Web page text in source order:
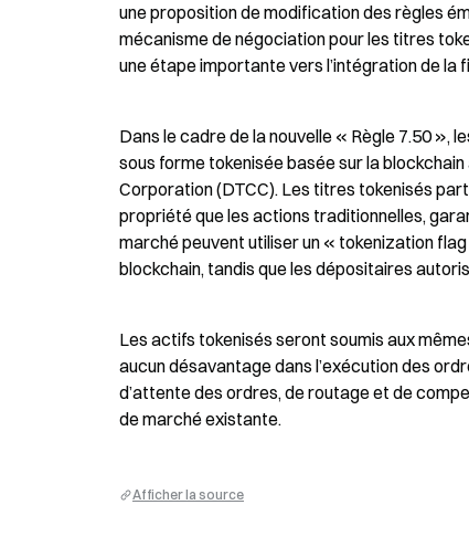
une proposition de modification des règles
mécanisme de négociation pour les titres
une étape importante vers l’intégration de
Dans le cadre de la nouvelle « Règle 7.50 »,
sous forme tokenisée basée sur la
Corporation (DTCC). Les titres tokenisés
propriété que les actions traditionnelles,
marché peuvent utiliser un « tokenization
blockchain, tandis que les dépositaires
Les actifs tokenisés seront soumis aux
aucun désavantage dans l’exécution des
d’attente des ordres, de routage et de
de marché existante.
Afficher la source